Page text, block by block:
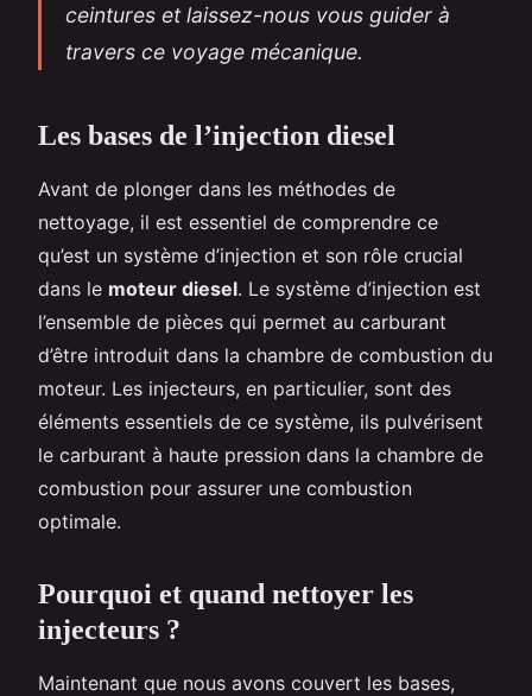
ceintures et laissez-nous vous guider à
travers ce voyage mécanique.
Les bases de l’injection diesel
Avant de plonger dans les méthodes de
nettoyage, il est essentiel de comprendre ce
qu’est un système d’injection et son rôle crucial
dans le moteur diesel. Le système d’injection est
l’ensemble de pièces qui permet au carburant
d’être introduit dans la chambre de combustion du
moteur. Les injecteurs, en particulier, sont des
éléments essentiels de ce système, ils pulvérisent
le carburant à haute pression dans la chambre de
combustion pour assurer une combustion
optimale.
Pourquoi et quand nettoyer les
injecteurs ?
Maintenant que nous avons couvert les bases,